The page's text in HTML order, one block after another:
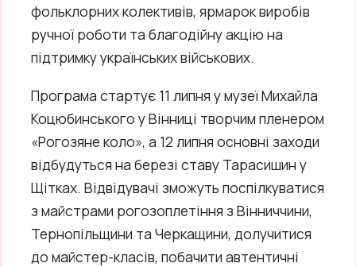
фольклорних колективів, ярмарок виробів
ручної роботи та благодійну акцію на
підтримку українських військових.
Програма стартує 11 липня у музеї Михайла
Коцюбинського у Вінниці творчим пленером
«Рогозяне коло», а 12 липня основні заходи
відбудуться на березі ставу Тарасишин у
Щітках. Відвідувачі зможуть поспілкуватися
з майстрами рогозоплетіння з Вінниччини,
Тернопільщини та Черкащини, долучитися
до майстер-класів, побачити автентичні